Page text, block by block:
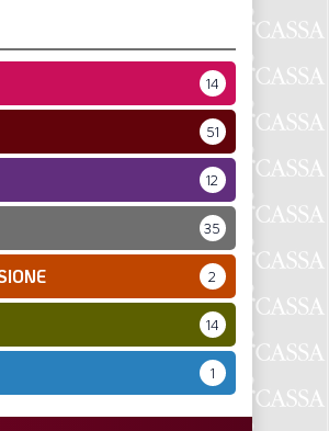
14
51
12
35
2
14
1